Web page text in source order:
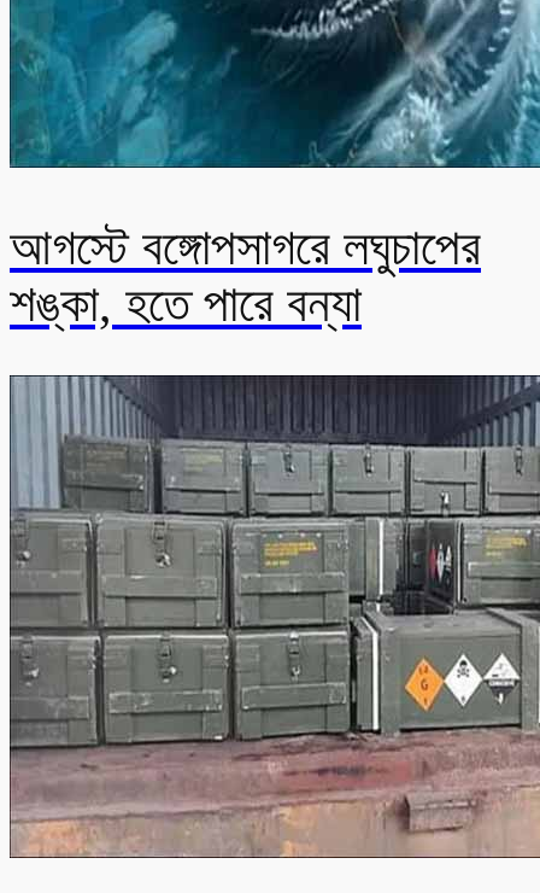
আগস্টে বঙ্গোপসাগরে লঘুচাপের
শঙ্কা, হতে পারে বন্যা